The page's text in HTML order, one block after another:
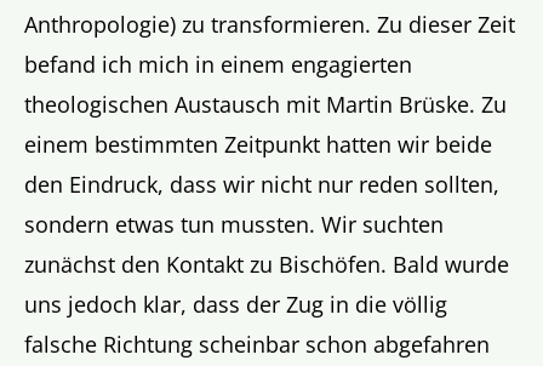
Anthropologie) zu transformieren. Zu dieser Zeit
befand ich mich in einem engagierten
theologischen Austausch mit Martin Brüske. Zu
einem bestimmten Zeitpunkt hatten wir beide
den Eindruck, dass wir nicht nur reden sollten,
sondern etwas tun mussten. Wir suchten
zunächst den Kontakt zu Bischöfen. Bald wurde
uns jedoch klar, dass der Zug in die völlig
falsche Richtung scheinbar schon abgefahren